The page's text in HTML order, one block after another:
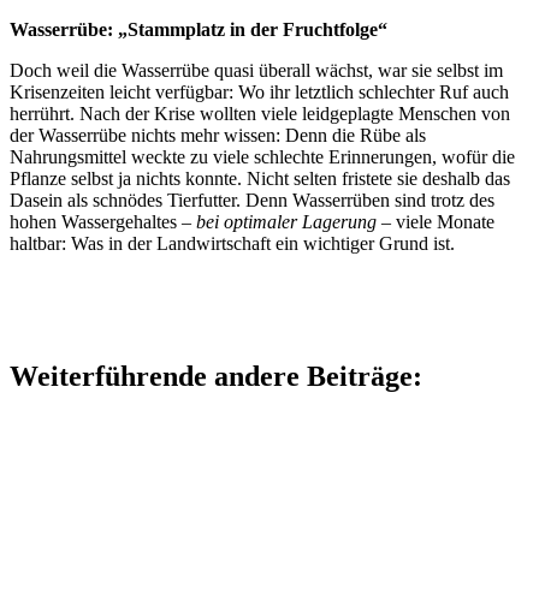
Wasserrübe: „Stammplatz in der Fruchtfolge“
Doch weil die Wasserrübe quasi überall wächst, war sie selbst im
Krisenzeiten leicht verfügbar: Wo ihr letztlich schlechter Ruf auch
herrührt. Nach der Krise wollten viele leidgeplagte Menschen von
der Wasserrübe nichts mehr wissen: Denn die Rübe als
Nahrungsmittel weckte zu viele schlechte Erinnerungen, wofür die
Pflanze selbst ja nichts konnte. Nicht selten fristete sie deshalb das
Dasein als schnödes Tierfutter. Denn Wasserrüben sind trotz des
hohen Wassergehaltes – bei optimaler Lagerung – viele Monate
haltbar: Was in der Landwirtschaft ein wichtiger Grund ist.
Weiterführende andere Beiträge: